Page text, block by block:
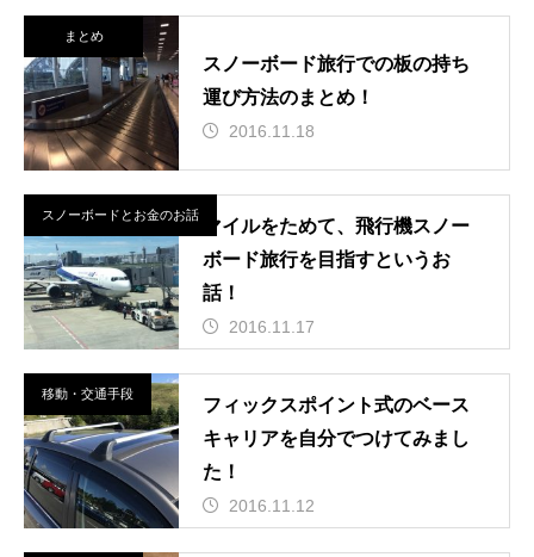
まとめ
スノーボード旅行での板の持ち
運び方法のまとめ！
2016.11.18
スノーボードとお金のお話
マイルをためて、飛行機スノー
ボード旅行を目指すというお
話！
2016.11.17
移動・交通手段
フィックスポイント式のベース
キャリアを自分でつけてみまし
た！
2016.11.12